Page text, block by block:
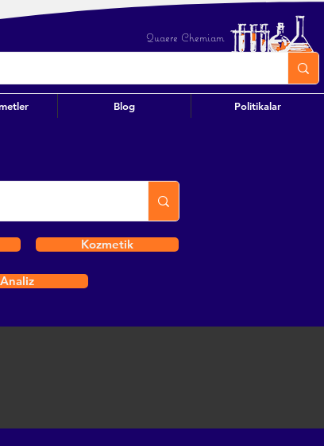
Quaere Chemiam
Blog Politikalar
Kozmetik
Analiz